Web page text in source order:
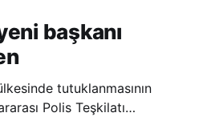
başkanı
tutuklanmasının
Polis Teşkilatı